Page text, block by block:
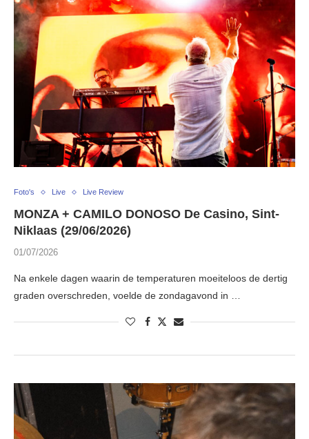
Foto's Live Live Review
MONZA + CAMILO DONOSO De Casino, Sint-
Niklaas (29/06/2026)
01/07/2026
Na enkele dagen waarin de temperaturen moeiteloos de dertig
graden overschreden, voelde de zondagavond in …